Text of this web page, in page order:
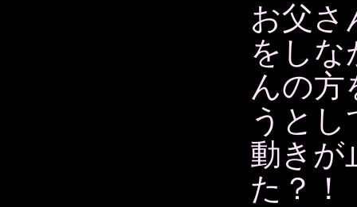
お父さ
をしな
んの方
うと
動きが
た？